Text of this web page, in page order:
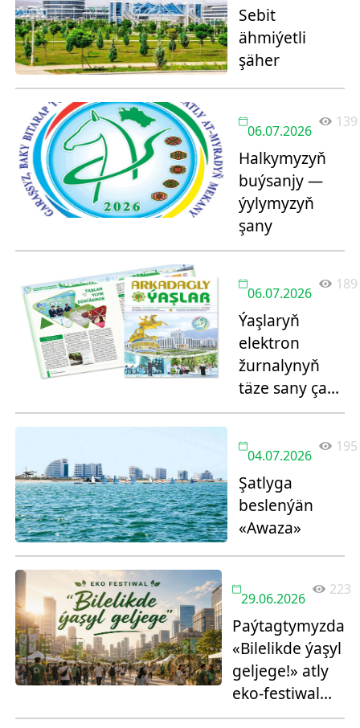
Sebit
ähmiýetli
şäher
06.07.2026
139
Halkymyzyň
buýsanjy —
ýylymyzyň
şany
06.07.2026
189
Ýaşlaryň
elektron
žurnalynyň
täze sany çap
edildi
04.07.2026
195
Şatlyga
beslenýän
«Awaza»
29.06.2026
223
Paýtagtymyzda
«Bilelikde ýaşyl
geljege!» atly
eko-festiwal
geçiriler